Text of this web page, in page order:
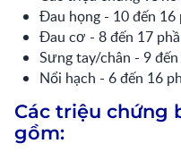
Đau họng - 10 đến 16
Đau cơ - 8 đến 17
Sưng tay/chân - 9
Nổi hạch - 6 đến 16
Các triệu chứng
gồm: